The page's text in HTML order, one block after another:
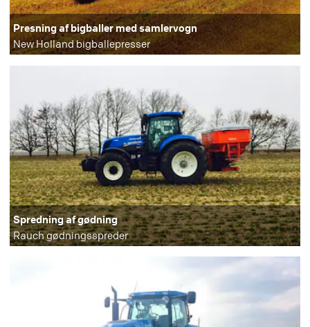
Presning af bigballer med samlervogn
New Holland bigballepresser
Spredning af gødning
Rauch gødningsspreder